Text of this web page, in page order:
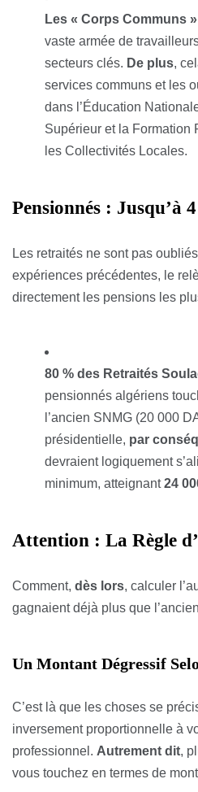
Les « Corps Communs
vaste armée de
secteurs clés. De plus,
services communs et les
dans l’Éducation
Supérieur et la Formation
les Collectivités Locales.
Pensionnés : Jusqu’à
Les retraités ne sont pas
expériences précédentes, le
directement les pensions les
80 % des Retraités
pensionnés algériens
l’ancien SNMG (20 000
présidentielle, par
devraient logiquement
minimum, atteignant24
Attention : La Règle
Comment, dès lors, calculer
gagnaient déjà plus que
Un Montant Dégressif
C’est là que les choses se
inversement proportionnelle à
professionnel. Autrement dit,
vous touchez en termes de